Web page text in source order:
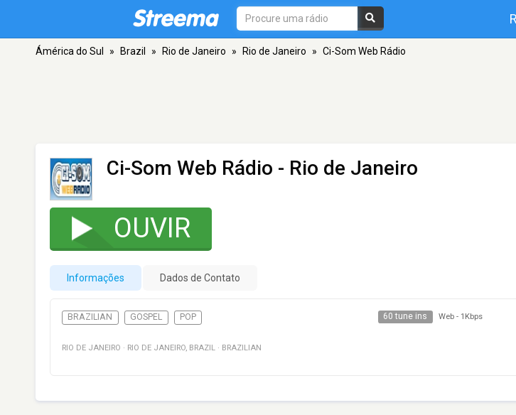
Ámérica do Sul » Brazil » Rio de Janeiro » Rio de Janeiro » Ci-Som Web Rádio
Ci-Som Web Rádio - Rio de Janeiro
OUVIR
Informações Dados de Contato
BRAZILIAN GOSPEL POP 60 tune ins Web - 1Kbps
RIO DE JANEIRO · RIO DE JANEIRO, BRAZIL · BRAZILIAN